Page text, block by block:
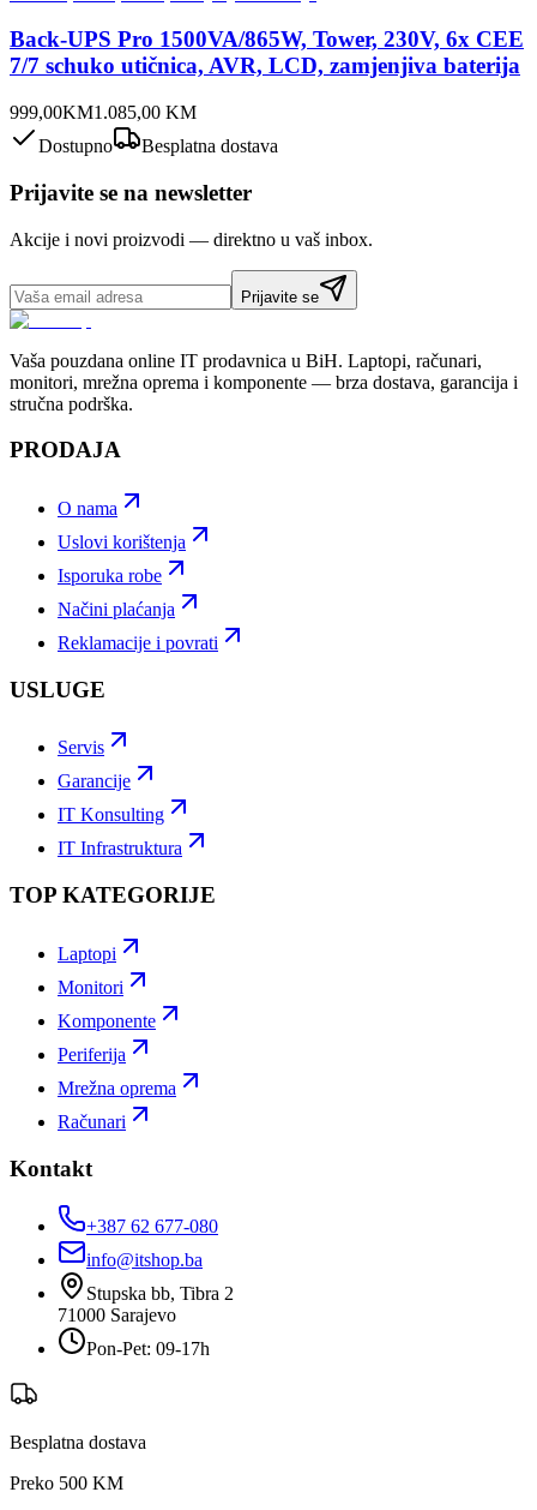
Back-UPS Pro 1500VA/865W, Tower, 230V, 6x CEE
7/7 schuko utičnica, AVR, LCD, zamjenjiva baterija
999,00KM1.085,00 KM
Dostupno
Besplatna dostava
Prijavite se na newsletter
Akcije i novi proizvodi — direktno u vaš inbox.
Prijavite se
Vaša pouzdana online IT prodavnica u BiH. Laptopi, računari,
monitori, mrežna oprema i komponente — brza dostava, garancija i
stručna podrška.
PRODAJA
O nama
Uslovi korištenja
Isporuka robe
Načini plaćanja
Reklamacije i povrati
USLUGE
Servis
Garancije
IT Konsulting
IT Infrastruktura
TOP KATEGORIJE
Laptopi
Monitori
Komponente
Periferija
Mrežna oprema
Računari
Kontakt
+387 62 677-080
info@itshop.ba
Stupska bb, Tibra 2
71000 Sarajevo
Pon-Pet: 09-17h
Besplatna dostava
Preko 500 KM